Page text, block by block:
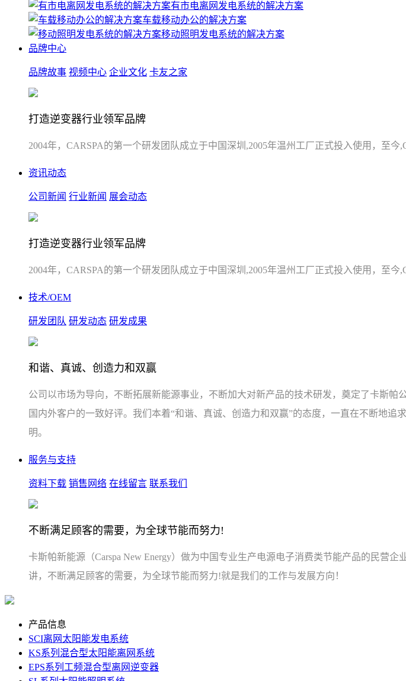
有市电离网发电系统的解决方案
车载移动办公的解决方案
移动照明发电系统的解决方案
品牌中心
品牌故事 视频中心 企业文化 卡友之家
打造逆变器行业领军品牌
2004年，CARSPA的第一个研发团队成立于中国深圳,2005年温州工厂正式投入使用，至
资讯动态
公司新闻 行业新闻 展会动态
打造逆变器行业领军品牌
2004年，CARSPA的第一个研发团队成立于中国深圳,2005年温州工厂正式投入使用，至
技术/OEM
研发团队 研发动态 研发成果
和谐、真诚、创造力和双赢
公司以市场为导向，不断拓展新能源事业，不断加大对新产品的技术研发，奠定了卡斯
国内外客户的一致好评。我们本着“和谐、真诚、创造力和双赢”的态度，一直在不断地
明。
服务与支持
资料下载 销售网络 在线留言 联系我们
不断满足顾客的需要，为全球节能而努力!
卡斯帕新能源（Carspa New Energy）做为中国专业生产电源电子消费类节能产品的民营
讲，不断满足顾客的需要，为全球节能而努力!就是我们的工作与发展方向！
产品信息
SCI离网太阳能发电系统
KS系列混合型太阳能离网系统
EPS系列工频混合型离网逆变器